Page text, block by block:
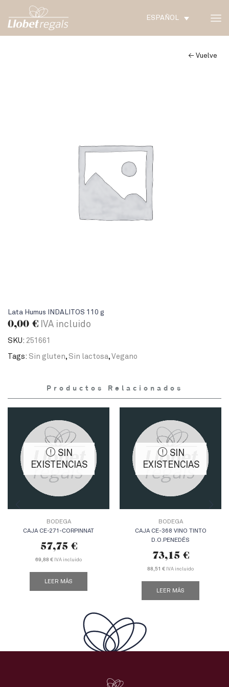
ESPAÑOL
← Vuelve
Lata Humus INDALITOS 110 g
0,00 € IVA incluido
SKU: 251661
Tags: Sin gluten, Sin lactosa, Vegano
Productos Relacionados
SIN
EXISTENCIAS
BODEGA
CAJA CE-271-CORPINNAT
57,75 €
69,88 € IVA incluido
LEER MÁS
SIN
EXISTENCIAS
BODEGA
CAJA CE-368 VINO TINTO
D.O.PENEDÉS
73,15 €
88,51 € IVA incluido
LEER MÁS